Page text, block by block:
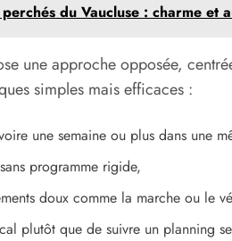
du Vaucluse : charme et
une approche opposée,
simples mais efficaces :
une semaine ou plus dans une
programme rigide,
doux comme la marche ou le
plutôt que de suivre un planning